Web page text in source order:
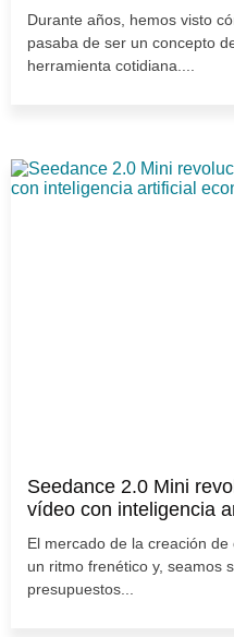
Durante años, hemos visto
pasaba de ser un concepto
herramienta cotidiana....
Seedance 2.0 Mini
vídeo con inteligencia
El mercado de la creación
un ritmo frenético y, seamos
presupuestos...